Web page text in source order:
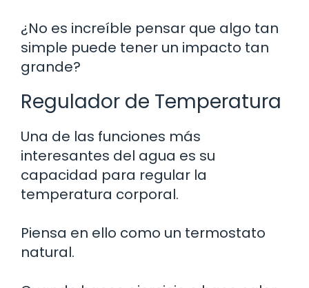
¿No es increíble pensar que algo tan
simple puede tener un impacto tan
grande?
Regulador de Temperatura
Una de las funciones más
interesantes del agua es su
capacidad para regular la
temperatura corporal.
Piensa en ello como un termostato
natural.